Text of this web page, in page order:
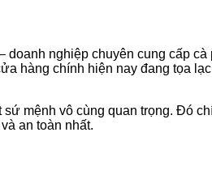
doanh nghiệp chuyên cung cấp
hàng chính hiện nay đang tọa
mệnh vô cùng quan trọng. Đó
an toàn nhất.